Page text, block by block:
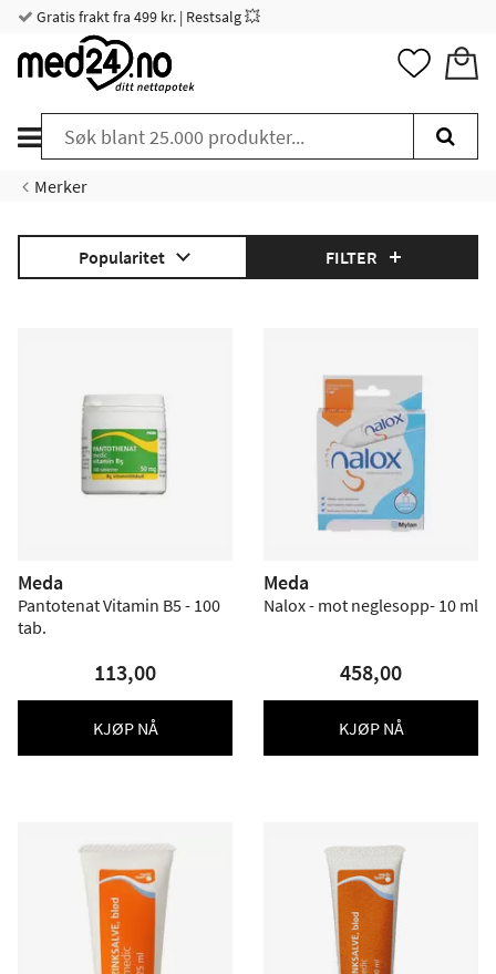
Gratis frakt fra 499 kr. | Restsalg 💥
Merker
Popularitet FILTER
Meda
Pantotenat Vitamin B5 - 100
tab.
113,00
KJØP NÅ
Meda
Nalox - mot neglesopp- 10 ml
458,00
KJØP NÅ